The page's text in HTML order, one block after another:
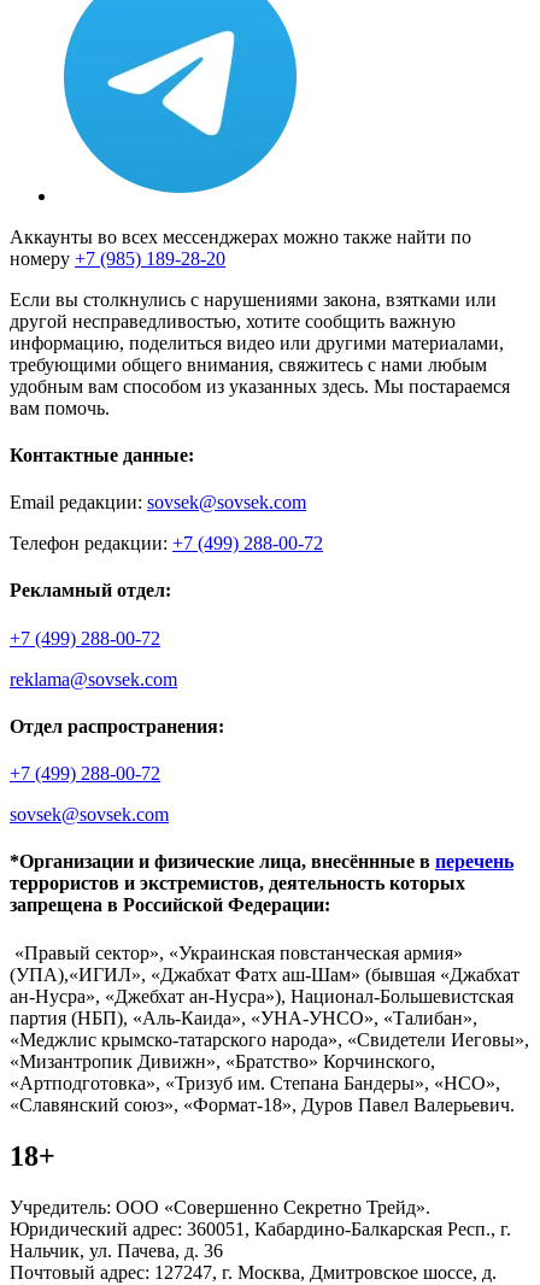
Аккаунты во всех мессенджерах можно также найти по
номеру +7 (985) 189-28-20
Если вы столкнулись с нарушениями закона, взятками или
другой несправедливостью, хотите сообщить важную
информацию, поделиться видео или другими материалами,
требующими общего внимания, свяжитесь с нами любым
удобным вам способом из указанных здесь. Мы постараемся
вам помочь.
Контактные данные:
Email редакции: sovsek@sovsek.com
Телефон редакции: +7 (499) 288-00-72
Рекламный отдел:
+7 (499) 288-00-72
reklama@sovsek.com
Отдел распространения:
+7 (499) 288-00-72
sovsek@sovsek.com
*Организации и физические лица, внесённные в перечень
террористов и экстремистов, деятельность которых
запрещена в Российской Федерации:
«Правый сектор», «Украинская повстанческая армия»
(УПА),«ИГИЛ», «Джабхат Фатх аш-Шам» (бывшая «Джабхат
ан-Нусра», «Джебхат ан-Нусра»), Национал-Большевистская
партия (НБП), «Аль-Каида», «УНА-УНСО», «Талибан»,
«Меджлис крымско-татарского народа», «Свидетели Иеговы»,
«Мизантропик Дивижн», «Братство» Корчинского,
«Артподготовка», «Тризуб им. Степана Бандеры», «НСО»,
«Славянский союз», «Формат-18», Дуров Павел Валерьевич.
18+
Учредитель: ООО «Совершенно Секретно Трейд».
Юридический адрес: 360051, Кабардино-Балкарская Респ., г.
Нальчик, ул. Пачева, д. 36
Почтовый адрес: 127247, г. Москва, Дмитровское шоссе, д.